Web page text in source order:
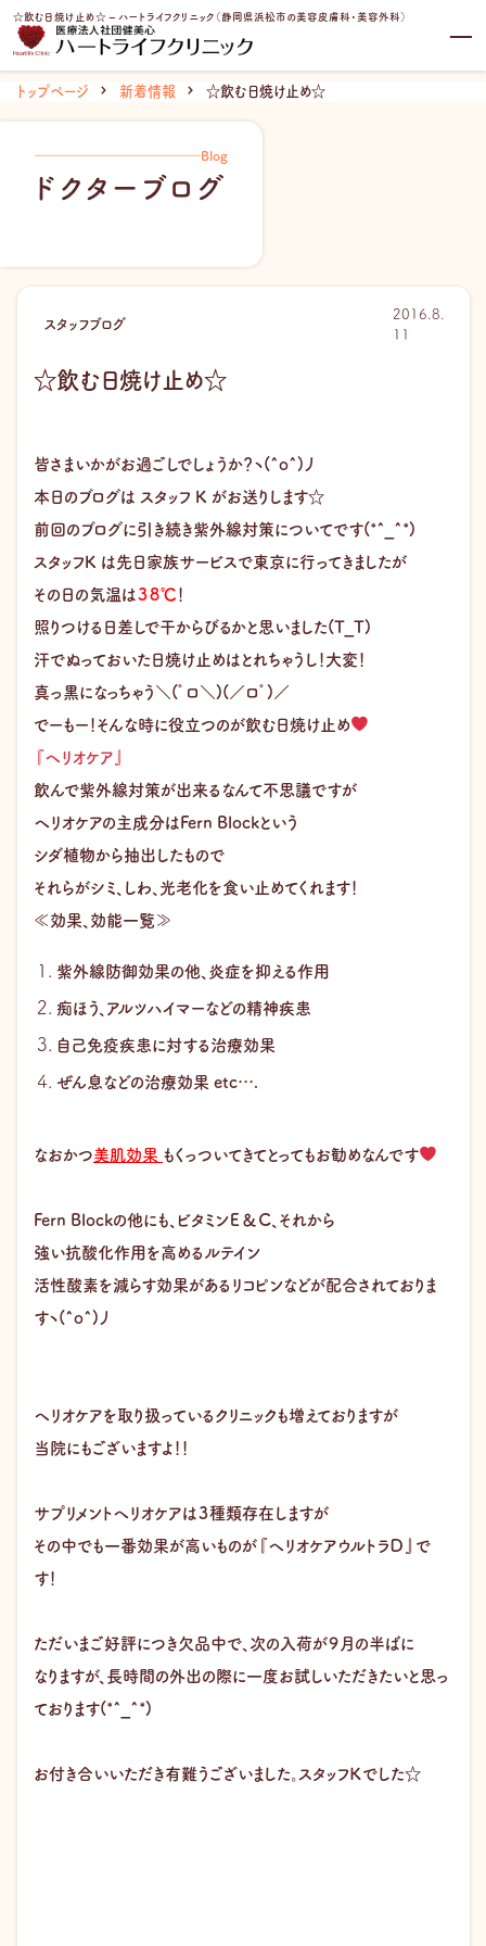
☆飲む日焼け止め☆ – ハートライフクリニック（静岡県浜松市の美容皮膚科・美容外科）
トップページ 新着情報 ☆飲む日焼け止め☆
Blog
ドクターブログ
スタッフブログ
2016.8.
11
☆飲む日焼け止め☆
皆さまいかがお過ごしでしょうか？ヽ(^o^)丿
本日のブログは スタッフ K がお送りします☆
前回のブログに引き続き紫外線対策についてです(*^_^*)
スタッフK は先日家族サービスで東京に行ってきましたが
その日の気温は３８℃ ！
照りつける日差しで干からびるかと思いました(T_T)
汗でぬっておいた日焼け止めはとれちゃうし！大変！
真っ黒になっちゃう＼(゜ロ＼)(／ロ゜)／
でーもー！そんな時に役立つのが飲む日焼け止め
『ヘリオケア』
飲んで紫外線対策が出来るなんて不思議ですが
ヘリオケアの主成分はFern Blockという
シダ植物から抽出したもので
それらがシミ、しわ、光老化を食い止めてくれます！
≪効果、効能一覧≫
紫外線防御効果の他、炎症を抑える作用
痴ほう、アルツハイマーなどの精神疾患
自己免疫疾患に対する治療効果
ぜん息などの治療効果 etc….
なおかつ美肌効果 もくっついてきてとってもお勧めなんです
Fern Blockの他にも、ビタミンＥ＆Ｃ、それから
強い抗酸化作用を高めるルテイン
活性酸素を減らす効果があるリコピンなどが配合されておりま
すヽ(^o^)丿
ヘリオケアを取り扱っているクリニックも増えておりますが
当院にもございますよ！！
サプリメントヘリオケアは３種類存在しますが
その中でも一番効果が高いものが『ヘリオケアウルトラＤ』で
す！
ただいまご好評につき欠品中で、次の入荷が９月の半ばに
なりますが、長時間の外出の際に一度お試しいただきたいと思っ
ております(*^_^*)
お付き合いいただき有難うございました。スタッフＫでした☆